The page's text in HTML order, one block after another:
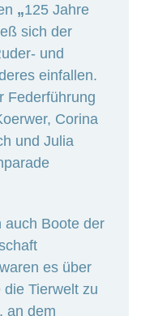
„125 Jahre
sich der
und
einfallen.
Federführung
Corina
und Julia
auch Boote der
es über
Tierwelt zu
an dem